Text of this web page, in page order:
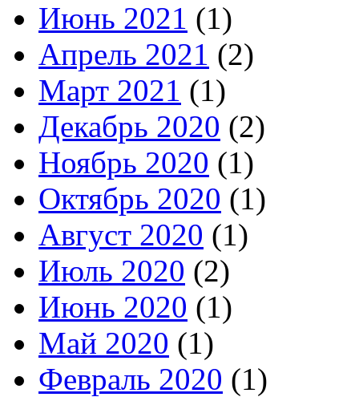
Июнь 2021 (1)
Апрель 2021 (2)
Март 2021 (1)
Декабрь 2020 (2)
Ноябрь 2020 (1)
Октябрь 2020 (1)
Август 2020 (1)
Июль 2020 (2)
Июнь 2020 (1)
Май 2020 (1)
Февраль 2020 (1)